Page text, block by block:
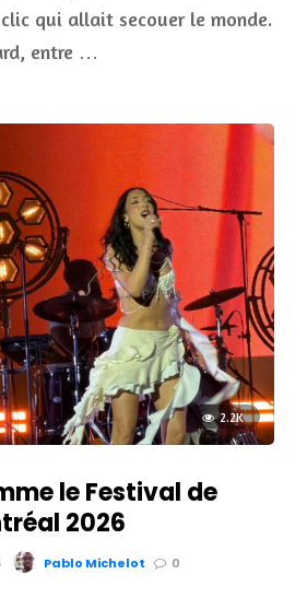
qui allait secouer le monde.
entre …
2.2K
le Festival de
2026
Pablo Michelot 0